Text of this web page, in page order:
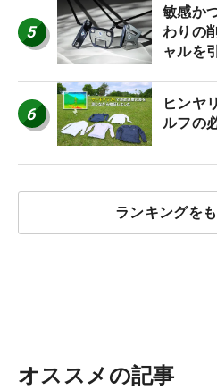
5
敏感か
わりの
ャルを
6
ヒンヤ
ルフの
ランキングを
オススメの記事